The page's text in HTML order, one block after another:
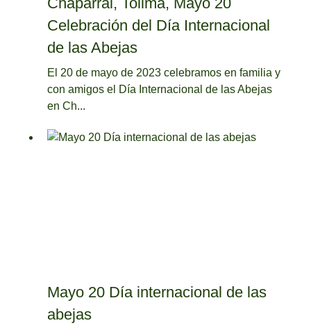
Celebración del Día Internacional
de las Abejas
El 20 de mayo de 2023 celebramos en familia y
con amigos el Día Internacional de las Abejas
en Ch...
Mayo 20 Día internacional de las
abejas